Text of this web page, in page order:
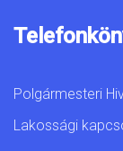
Polgármesteri
Lakossági